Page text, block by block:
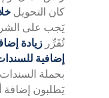
كان التحويل
يَجب على
تُقَرِّر زيادة
إضافية
بحملة
يَطلبون